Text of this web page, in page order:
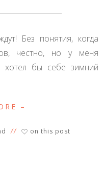
Без понятия, когда
честно, но у меня
бы себе зимний
–
11 ♡ on this post